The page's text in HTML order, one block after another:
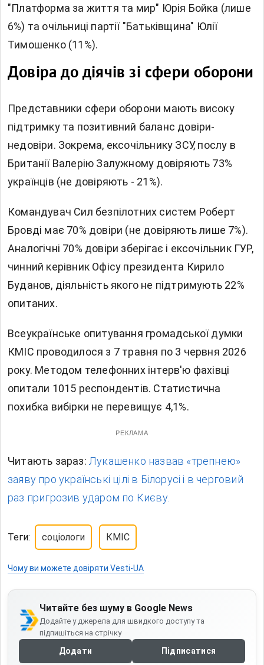
"Платформа за життя та мир" Юрія Бойка (лише
6%) та очільниці партії "Батьківщина" Юлії
Тимошенко (11%).
Довіра до діячів зі сфери оборони
Представники сфери оборони мають високу
підтримку та позитивний баланс довіри-
недовіри. Зокрема, ексочільнику ЗСУ, послу в
Британії Валерію Залужному довіряють 73%
українців (не довіряють - 21%).
Командувач Сил безпілотних систем Роберт
Бровді має 70% довіри (не довіряють лише 7%).
Аналогічні 70% довіри зберігає і ексочільник ГУР,
чинний керівник Офісу президента Кирило
Буданов, діяльність якого не підтримують 22%
опитаних.
Всеукраїнське опитування громадської думки
КМІС проводилося з 7 травня по 3 червня 2026
року. Методом телефонних інтерв'ю фахівці
опитали 1015 респондентів. Статистична
похибка вибірки не перевищує 4,1%.
РЕКЛАМА
Читають зараз: Лукашенко назвав «трепнею»
заяву про українські цілі в Білорусі і в черговий
раз пригрозив ударом по Києву.
Теги: соціологи КМІС
Чому ви можете довіряти Vesti-UA
Читайте без шуму в Google News
Додайте у джерела для швидкого доступу та
підпишіться на стрічку
Додати Підписатися